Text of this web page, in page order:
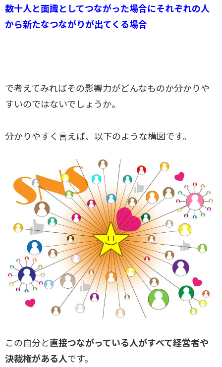
数十人と面識としてつながった場合にそれぞれの人
から新たなつながりが出てくる場合
で考えてみればその影響力がどんなものか分かりや
すいのではないでしょうか。
分かりやすく言えば、以下のような構図です。
この自分と直接つながっている人がすべて経営者や
決裁権がある人です。